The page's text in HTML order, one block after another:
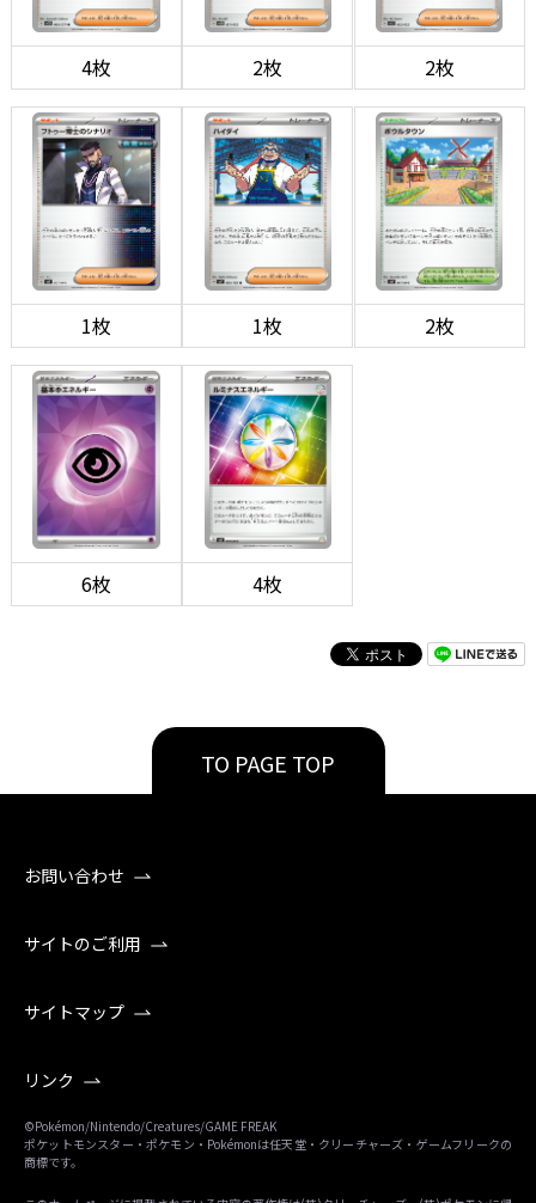
4枚 2枚 2枚
1枚 1枚 2枚
6枚 4枚
TO PAGE TOP
お問い合わせ
サイトのご利用
サイトマップ
リンク
©Pokémon/Nintendo/Creatures/GAME FREAK
ポケットモンスター・ポケモン・Pokémonは任天堂・クリーチャーズ・ゲームフリークの
商標です。